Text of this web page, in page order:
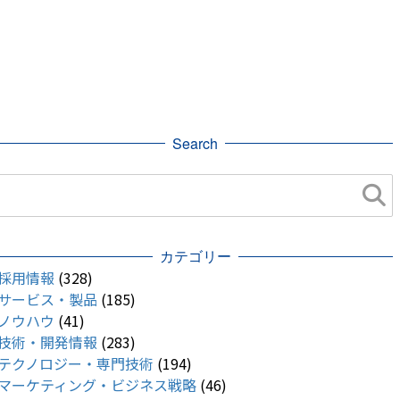
Search
カテゴリー
用情報 (328)
ービス・製品 (185)
ウハウ (41)
術・開発情報 (283)
クノロジー・専門技術 (194)
ーケティング・ビジネス戦略 (46)